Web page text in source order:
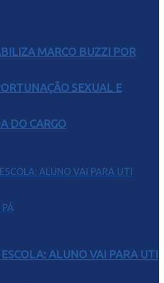
MARCO BUZZI POR
SEXUAL E
DO CARGO
ALUNO VAI PARA UTI